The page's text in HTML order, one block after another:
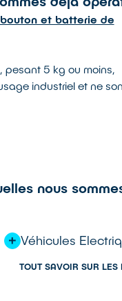
pesant 5 kg ou moins,
industriel et ne
nous
Véhicules
TOUT SAVOIR SUR LES